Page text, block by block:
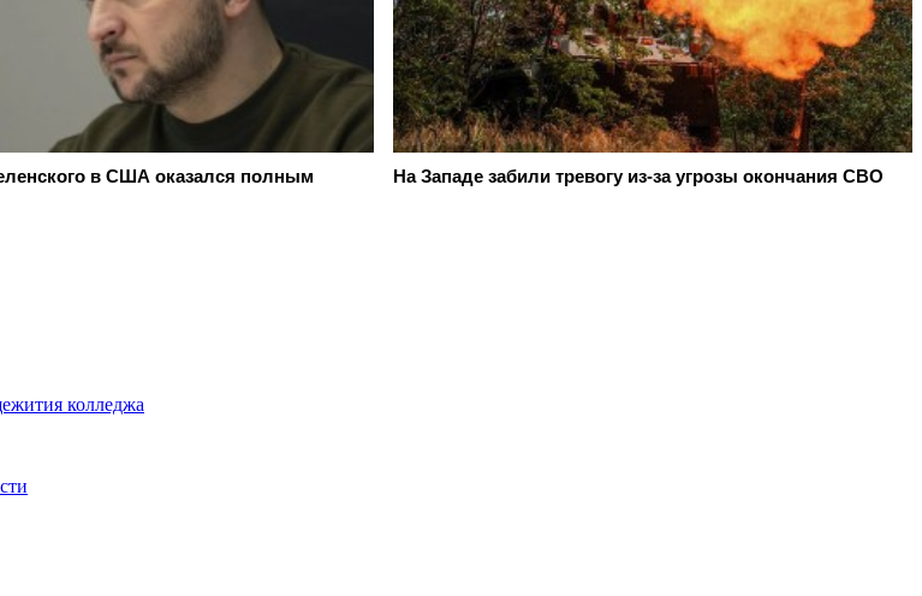
в США оказался полным
На Западе забили тревогу из-за угрозы окончания СВО
колледжа